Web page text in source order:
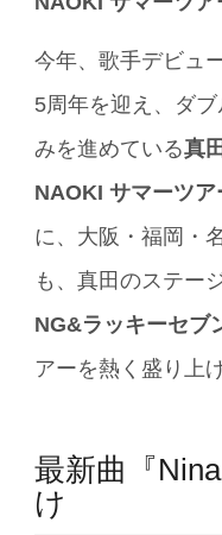
今年、歌手デビュ
5周年を迎え、ダ
みを進めている真
NAOKI サマーツア
に、大阪・福岡・
も、真田のステー
NG&ラッキーセブ
アーを熱く盛り上げ
最新曲『
け